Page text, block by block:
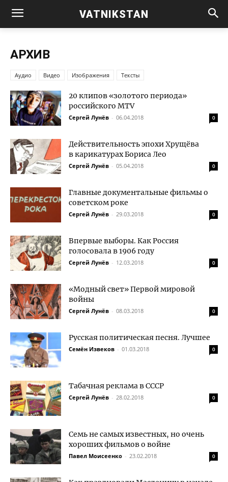
VATNIKSTAN
АРХИВ
Аудио Видео Изображения Тексты
20 клипов «золотого периода»
российского MTV
Сергей Лунёв - 06.04.2018 0
Действительность эпохи Хрущёва
в карикатурах Бориса Лео
Сергей Лунёв - 05.04.2018 0
Главные документальные фильмы о
советском роке
Сергей Лунёв - 29.03.2018 0
Впервые выборы. Как Россия
голосовала в 1906 году
Сергей Лунёв - 12.03.2018 0
«Модный свет» Первой мировой
войны
Сергей Лунёв - 08.03.2018 0
Русская политическая песня. Лучшее
Семён Извеков - 01.03.2018 0
Табачная реклама в СССР
Сергей Лунёв - 28.02.2018 0
Семь не самых известных, но очень
хороших фильмов о войне
Павел Моисеенко - 23.02.2018 0